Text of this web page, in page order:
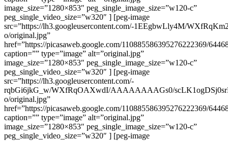
image_size=”1280×853″ peg_single_image_size=”w120-c”
peg_single_video_size=”w320″ ] [peg-image
src=”https://lh3.googleusercontent.com/-1EEgbwLly4M/
o/original.jpg”
href=”https://picasaweb.google.com/110885586395276222369/
caption=”” type=”image” alt=”original.jpg”
image_size=”1280×853″ peg_single_image_size=”w120-c”
peg_single_video_size=”w320″ ] [peg-image
src=”https://lh3.googleusercontent.com/-
rqbGi6jkG_w/WXfRqOAXwdI/AAAAAAAAGs0/
o/original.jpg”
href=”https://picasaweb.google.com/110885586395276222369/
caption=”” type=”image” alt=”original.jpg”
image_size=”1280×853″ peg_single_image_size=”w120-c”
peg_single_video_size=”w320″ ] [peg-image